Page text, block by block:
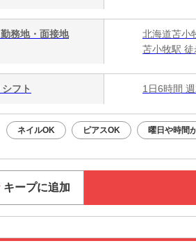
勤務地・面接地
北海道苫小
苫小牧駅 徒
シフト 1日6時間
ネイルOK ピアスOK 曜日や時間
キープに追加